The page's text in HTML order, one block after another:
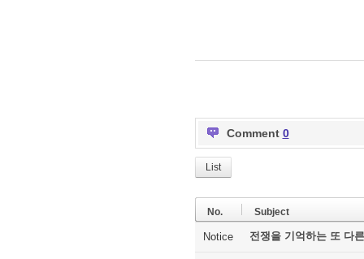
Comment 0
List
No. Subject
Notice 전쟁을 기억하는 또 다